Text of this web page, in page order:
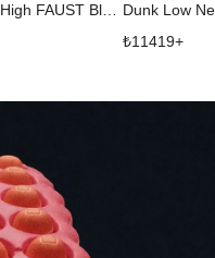
₺11419+